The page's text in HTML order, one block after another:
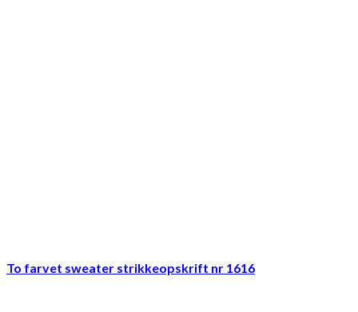
To farvet sweater strikkeopskrift nr 1616